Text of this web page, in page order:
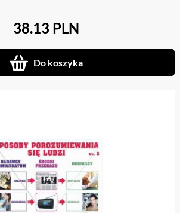
38.13 PLN
Do koszyka